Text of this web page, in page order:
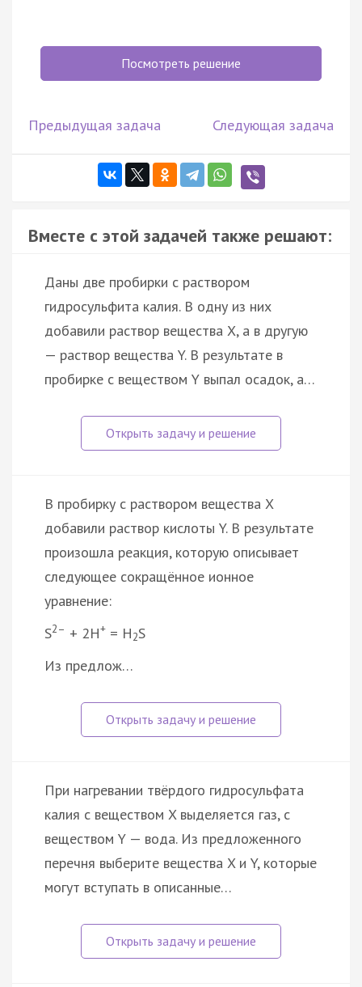
Посмотреть решение
Предыдущая задача Следующая задача
Вместе с этой задачей также решают:
Даны две пробирки с раствором
гидросульфита калия. В одну из них
добавили раствор вещества Х, а в другую
— раствор вещества Y. В результате в
пробирке с веществом Y выпал осадок, а…
В пробирку с раствором вещества X
добавили раствор кислоты Y. В результате
произошла реакция, которую описывает
следующее сокращённое ионное
уравнение:
S2– + 2Н+ = H2S
Из предлож…
При нагревании твёрдого гидросульфата
калия с веществом X выделяется газ, с
веществом Y — вода. Из предложенного
перечня выберите вещества X и Y, которые
могут вступать в описанные…